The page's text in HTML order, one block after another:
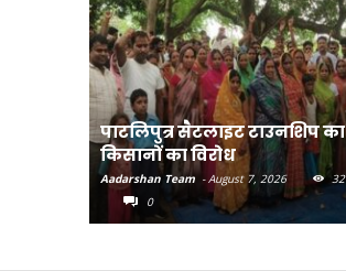
पाटलिपुत्र सैटलाइट टाउनशिप का
किसानों का विरोध
Aadarshan Team - August 7, 2026
32
0